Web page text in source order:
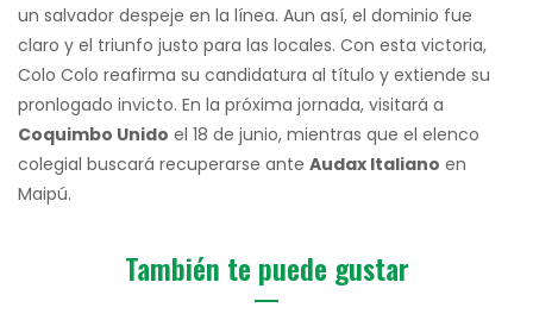
un salvador despeje en la línea. Aun así, el dominio fue
claro y el triunfo justo para las locales. Con esta victoria,
Colo Colo reafirma su candidatura al título y extiende su
pronlogado invicto. En la próxima jornada, visitará a
Coquimbo Unido el 18 de junio, mientras que el elenco
colegial buscará recuperarse ante Audax Italiano en
Maipú.
También te puede gustar